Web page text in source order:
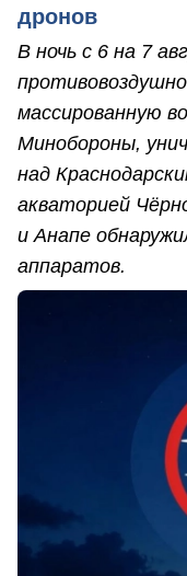
дронов
В ночь с 6 на 7
массированную
Минобороны,
над
акваторией
и Анапе
аппаратов.